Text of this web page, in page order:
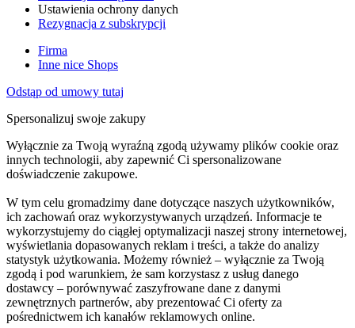
Ustawienia ochrony danych
Rezygnacja z subskrypcji
Firma
Inne nice Shops
Odstąp od umowy tutaj
Spersonalizuj swoje zakupy
Wyłącznie za Twoją wyraźną zgodą używamy plików cookie oraz
innych technologii, aby zapewnić Ci spersonalizowane
doświadczenie zakupowe.
W tym celu gromadzimy dane dotyczące naszych użytkowników,
ich zachowań oraz wykorzystywanych urządzeń. Informacje te
wykorzystujemy do ciągłej optymalizacji naszej strony internetowej,
wyświetlania dopasowanych reklam i treści, a także do analizy
statystyk użytkowania. Możemy również – wyłącznie za Twoją
zgodą i pod warunkiem, że sam korzystasz z usług danego
dostawcy – porównywać zaszyfrowane dane z danymi
zewnętrznych partnerów, aby prezentować Ci oferty za
pośrednictwem ich kanałów reklamowych online.